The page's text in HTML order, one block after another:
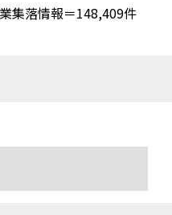
集落情報＝148,409件